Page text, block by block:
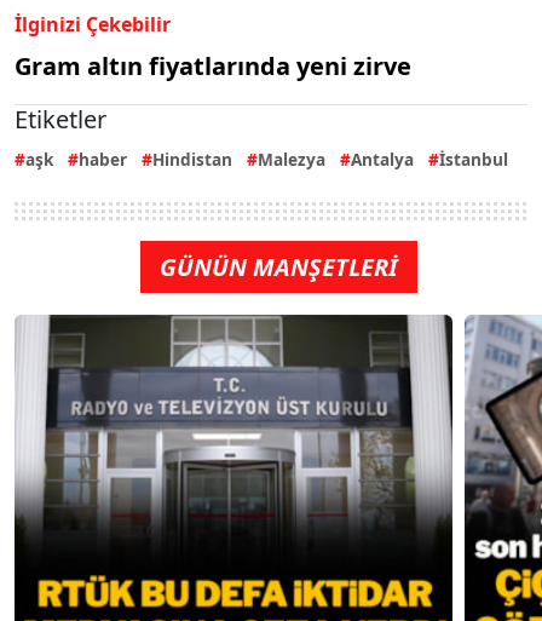
İlginizi Çekebilir
Gram altın fiyatlarında yeni zirve
Etiketler
aşk haber Hindistan Malezya Antalya İstanbul
GÜNÜN MANŞETLERİ